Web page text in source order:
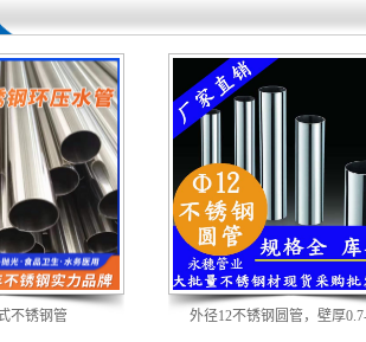
不锈钢管 外径12不锈钢圆管，壁厚